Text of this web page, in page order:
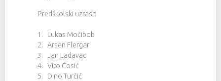
Predškolski uzrast:
1. Lukas Močibob
2. Arsen Flergar
3. Jan Ladavac
4. Vito Ćosić
5. Dino Turčić